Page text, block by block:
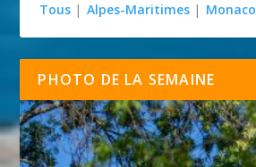
Tous | Alpes-Maritimes | Monaco
PHOTO DE LA SEMAINE